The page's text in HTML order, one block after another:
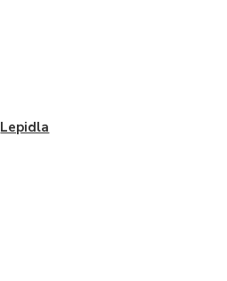
Lepidla